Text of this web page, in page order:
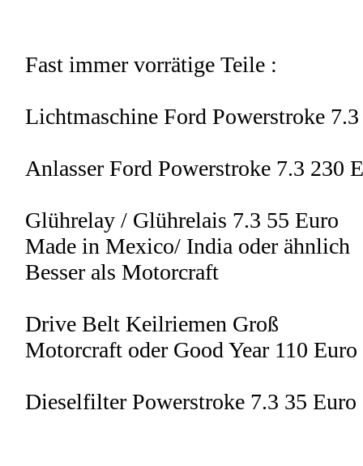
Fast immer vorrätige Teile :
Lichtmaschine Ford Powerstroke
Anlasser Ford Powerstroke 7.3 230
Glührelay / Glührelais 7.3 55 Euro
Made in Mexico/ India oder ähnlich
Besser als Motorcraft
Drive Belt Keilriemen Groß
Motorcraft oder Good Year 110 Euro
Dieselfilter Powerstroke 7.3 35 Euro